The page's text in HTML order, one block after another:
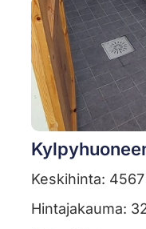
Keskihinta:
Hintajakauma: